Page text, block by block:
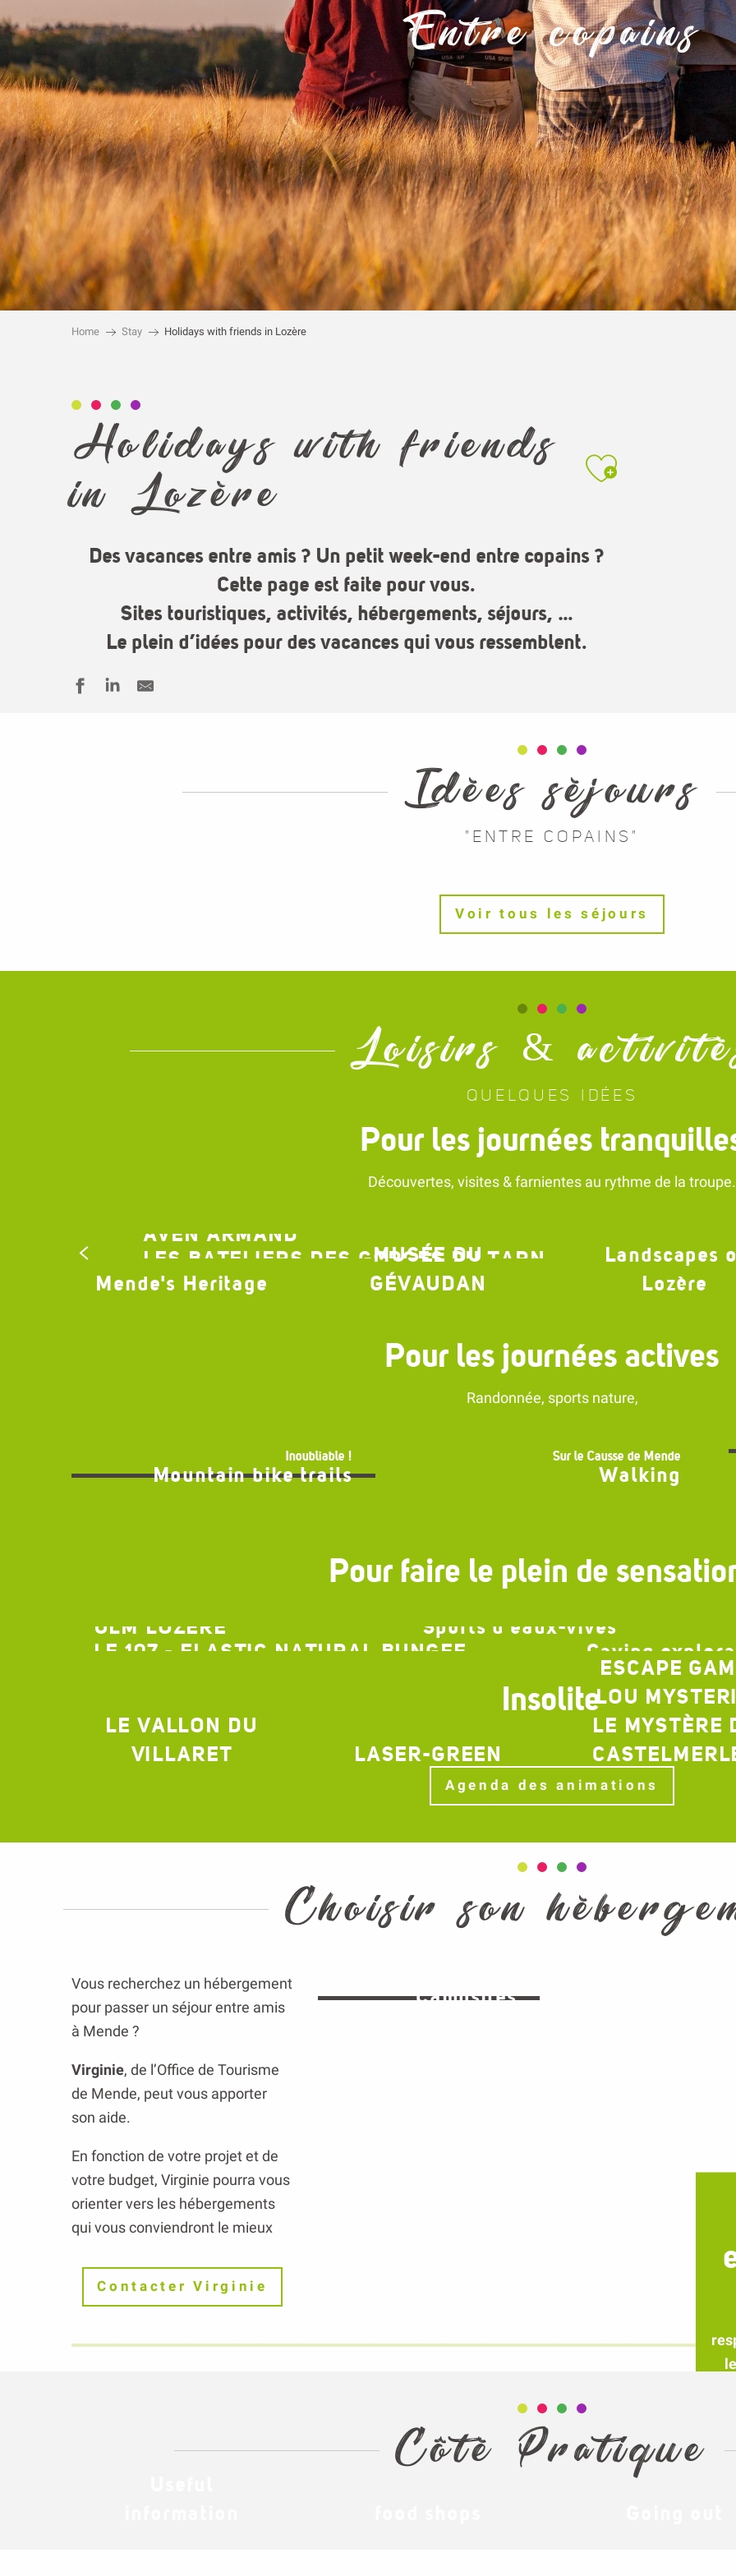
Entre copains
Home Stay Holidays with friends in Lozère
Holidays with friends
in Lozère
Ajouter
Des vacances entre amis ? Un petit week-end entre copains ?
Cette page est faite pour vous.
Sites touristiques, activités, hébergements, séjours, …
Le plein d’idées pour des vacances qui vous ressemblent.
Idées séjours
"ENTRE COPAINS"
Voir tous les séjours
Loisirs &
QUELQUES IDÉES
Pour les journées
Découvertes, visites & farnientes au rythme de la troupe.
AVEN ARMAND
LES BATELIERS DES GORGES DU TARN
Mende's Heritage
MUSÉE DU
GÉVAUDAN
Landscapes
Lozère
Pour les journées actives
Randonnée, sports nature,
Inoubliable !
Mountain bike trails
Sur le Causse de Mende
Walking
Pour faire le plein de
ULM LOZÈRE
Sports d'eaux-vives
LE 107 - ELASTIC NATURAL BUNGEE
Caving
Insolite
LE VALLON DU
VILLARET
LASER-GREEN
ESCAPE
LOU
LE MYSTÈRE
Agenda des animations
Choisir son
Vous recherchez un hébergement
pour passer un séjour entre amis
à Mende ?
Virginie, de l’Office de Tourisme
de Mende, peut vous apporter
son aide.
En fonction de votre projet et de
votre budget, Virginie pourra vous
orienter vers les hébergements
qui vous conviendront le mieux
Contacter Virginie
Campsites
Guest
Côté Pratique